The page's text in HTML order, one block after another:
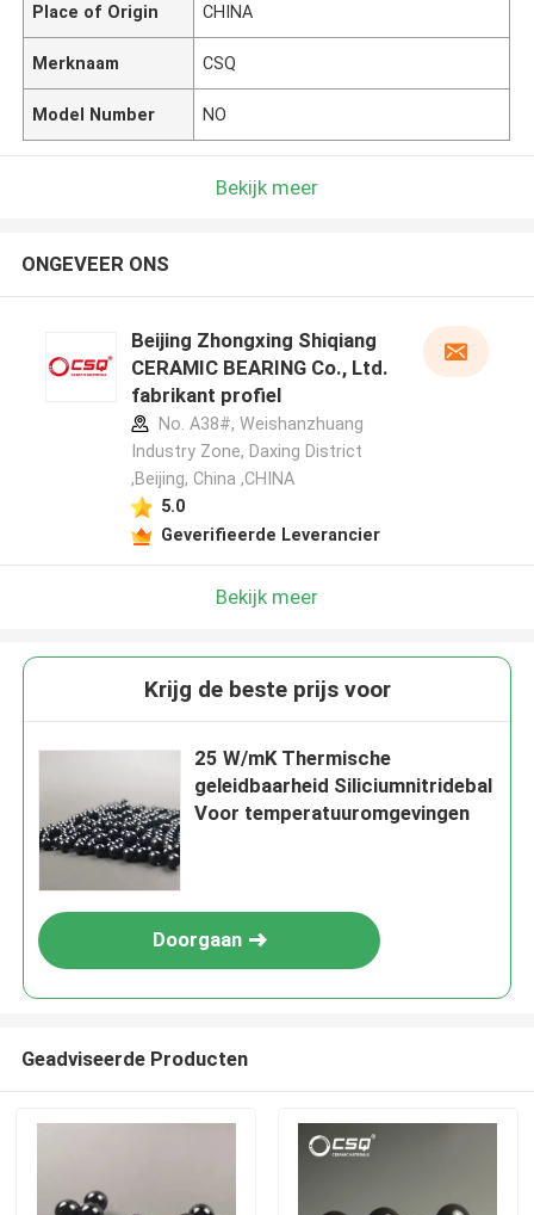
Place of Origin CHINA
Merknaam CSQ
Model Number NO
Bekijk meer
ONGEVEER ONS
Beijing Zhongxing Shiqiang
CERAMIC BEARING Co., Ltd.
fabrikant profiel
No. A38#, Weishanzhuang
Industry Zone, Daxing District
,Beijing, China ,CHINA
5.0
Geverifieerde Leverancier
Bekijk meer
Krijg de beste prijs voor
25 W/mK Thermische
geleidbaarheid Siliciumnitridebal
Voor temperatuuromgevingen
Doorgaan
Geadviseerde Producten